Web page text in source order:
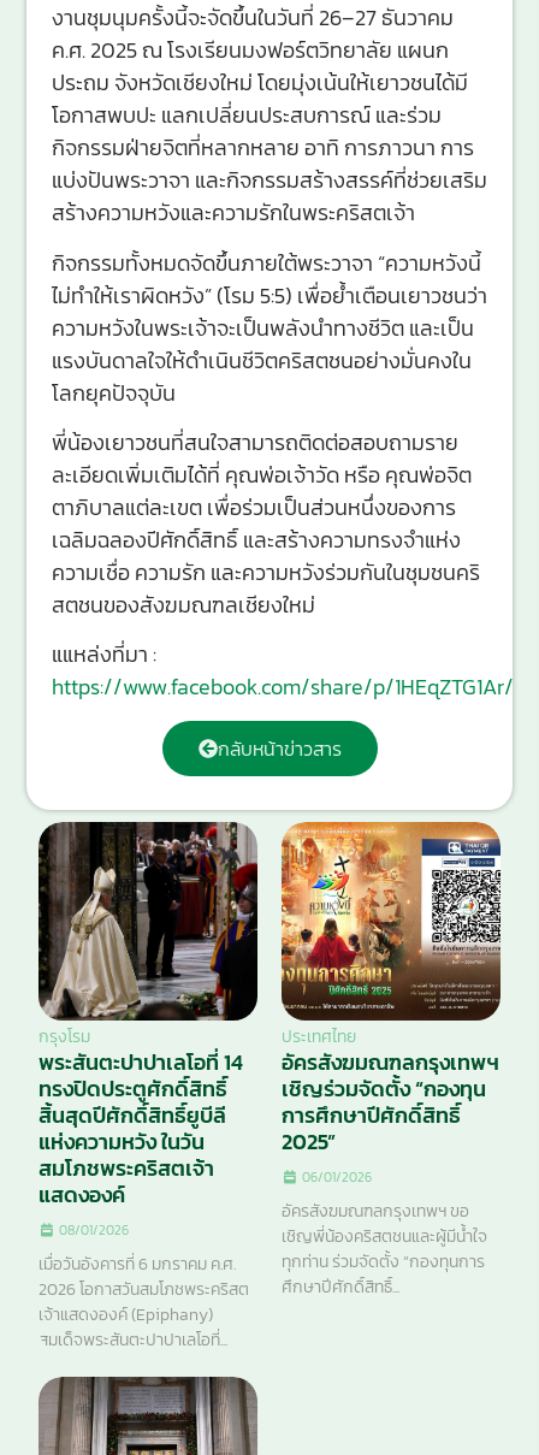
งานชุมนุมครั้งนี้จะจัดขึ้นในวันที่ 26–27 ธันวาคม
ค.ศ. 2025 ณ โรงเรียนมงฟอร์ตวิทยาลัย แผนก
ประถม จังหวัดเชียงใหม่ โดยมุ่งเน้นให้เยาวชนได้มี
โอกาสพบปะ แลกเปลี่ยนประสบการณ์ และร่วม
กิจกรรมฝ่ายจิตที่หลากหลาย อาทิ การภาวนา การ
แบ่งปันพระวาจา และกิจกรรมสร้างสรรค์ที่ช่วยเสริม
สร้างความหวังและความรักในพระคริสตเจ้า
กิจกรรมทั้งหมดจัดขึ้นภายใต้พระวาจา “ความหวังนี้
ไม่ทำให้เราผิดหวัง” (โรม 5:5) เพื่อย้ำเตือนเยาวชนว่า
ความหวังในพระเจ้าจะเป็นพลังนำทางชีวิต และเป็น
แรงบันดาลใจให้ดำเนินชีวิตคริสตชนอย่างมั่นคงใน
โลกยุคปัจจุบัน
พี่น้องเยาวชนที่สนใจสามารถติดต่อสอบถามราย
ละเอียดเพิ่มเติมได้ที่ คุณพ่อเจ้าวัด หรือ คุณพ่อจิต
ตาภิบาลแต่ละเขต เพื่อร่วมเป็นส่วนหนึ่งของการ
เฉลิมฉลองปีศักดิ์สิทธิ์ และสร้างความทรงจำแห่ง
ความเชื่อ ความรัก และความหวังร่วมกันในชุมชนคริ
สตชนของสังฆมณฑลเชียงใหม่
แแหล่งที่มา :
https://www.facebook.com/share/p/1HEqZTG1Ar/
กลับหน้าข่าวสาร
กรุงโรม
พระสันตะปาปาเลโอที่ 14
ทรงปิดประตูศักดิ์สิทธิ์
สิ้นสุดปีศักดิ์สิทธิ์ยูบีลี
แห่งความหวัง ในวัน
สมโภชพระคริสตเจ้า
แสดงองค์
08/01/2026
เมื่อวันอังคารที่ 6 มกราคม ค.ศ.
2026 โอกาสวันสมโภชพระคริสต
เจ้าแสดงองค์ (Epiphany)
สมเด็จพระสันตะปาปาเลโอที่...
ประเทศไทย
อัครสังฆมณฑลกรุงเทพฯ
เชิญร่วมจัดตั้ง “กองทุน
การศึกษาปีศักดิ์สิทธิ์
2025”
06/01/2026
อัครสังฆมณฑลกรุงเทพฯ ขอ
เชิญพี่น้องคริสตชนและผู้มีน้ำใจ
ทุกท่าน ร่วมจัดตั้ง “กองทุนการ
ศึกษาปีศักดิ์สิทธิ์...